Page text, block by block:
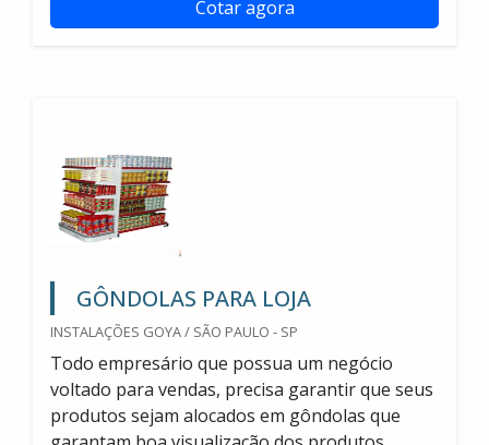
Cotar agora
GÔNDOLAS PARA LOJA
INSTALAÇÕES GOYA / SÃO PAULO - SP
Todo empresário que possua um negócio
voltado para vendas, precisa garantir que seus
produtos sejam alocados em gôndolas que